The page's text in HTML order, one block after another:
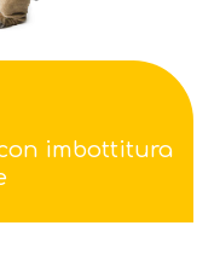
imbottitura